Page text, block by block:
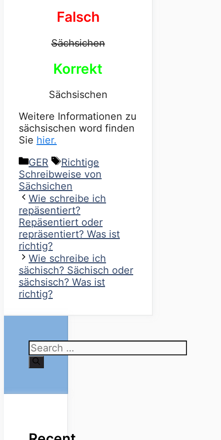
Falsch
Sächsichen
Korrekt
Sächsischen
Weitere Informationen zu
sächsischen word finden
Sie hier.
Categories
GER Tags
Richtige
Schreibweise von
Sächsichen
Wie schreibe ich
repäsentiert?
Repäsentiert oder
repräsentiert? Was ist
richtig?
Wie schreibe ich
sächisch? Sächisch oder
sächsisch? Was ist
richtig?
Search
for: